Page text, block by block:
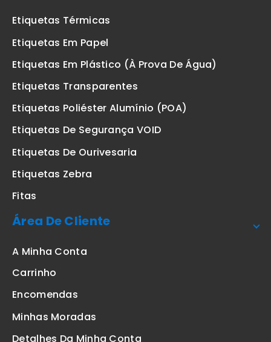
Etiquetas Térmicas
Etiquetas Em Papel
Etiquetas Em Plástico (à Prova De Água)
Etiquetas Transparentes
Etiquetas Poliéster Alumínio (POA)
Etiquetas De Segurança VOID
Etiquetas De Ourivesaria
Etiquetas Zebra
Fitas
Área De Cliente
A Minha Conta
Carrinho
Encomendas
Minhas Moradas
Detalhes Da Minha Conta